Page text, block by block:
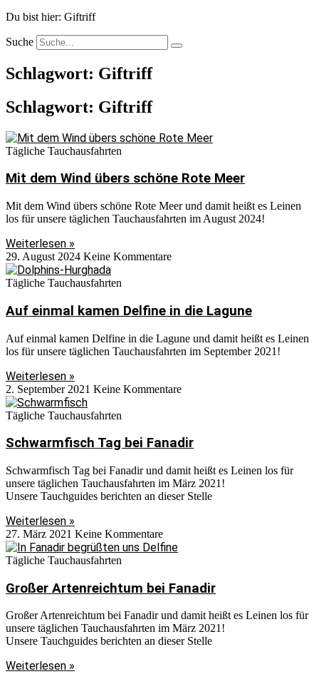
Du bist hier: Giftriff
Suche
Schlagwort: Giftriff
Schlagwort: Giftriff
Tägliche Tauchausfahrten
Mit dem Wind übers schöne Rote Meer
Mit dem Wind übers schöne Rote Meer und damit heißt es Leinen
los für unsere täglichen Tauchausfahrten im August 2024!
Weiterlesen »
29. August 2024 Keine Kommentare
Tägliche Tauchausfahrten
Auf einmal kamen Delfine in die Lagune
Auf einmal kamen Delfine in die Lagune und damit heißt es Leinen
los für unsere täglichen Tauchausfahrten im September 2021!
Weiterlesen »
2. September 2021 Keine Kommentare
Tägliche Tauchausfahrten
Schwarmfisch Tag bei Fanadir
Schwarmfisch Tag bei Fanadir und damit heißt es Leinen los für
unsere täglichen Tauchausfahrten im März 2021!
Unsere Tauchguides berichten an dieser Stelle
Weiterlesen »
27. März 2021 Keine Kommentare
Tägliche Tauchausfahrten
Großer Artenreichtum bei Fanadir
Großer Artenreichtum bei Fanadir und damit heißt es Leinen los für
unsere täglichen Tauchausfahrten im März 2021!
Unsere Tauchguides berichten an dieser Stelle
Weiterlesen »